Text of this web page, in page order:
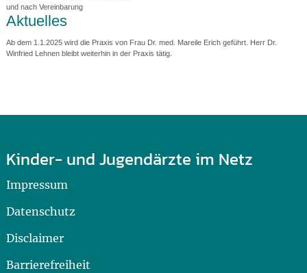
und nach Vereinbarung
Aktuelles
Ab dem 1.1.2025 wird die Praxis von Frau Dr. med. Mareile Erich geführt. Herr Dr.
Winfried Lehnen bleibt weiterhin in der Praxis tätig.
Kinder- und Jugendärzte im Netz
Impressum
Datenschutz
Disclaimer
Barrierefreiheit